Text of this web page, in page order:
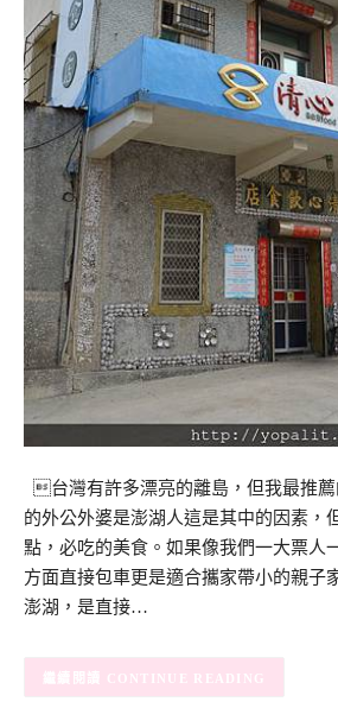
台灣有許多漂亮的離島，但我最推
的外公外婆是澎湖人這是其中的因素，
點，必吃的美食。如果像我們一大票人
方面直接包車更是適合攜家帶小的親子
澎湖，是直接…
CONTINUE READING